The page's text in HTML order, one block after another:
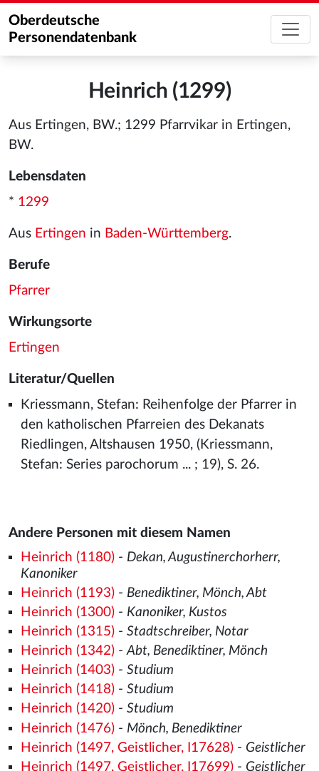
Oberdeutsche
Personendatenbank
Heinrich (1299)
Aus Ertingen, BW.; 1299 Pfarrvikar in Ertingen,
BW.
Lebensdaten
* 1299
Aus Ertingen in Baden-Württemberg.
Berufe
Pfarrer
Wirkungsorte
Ertingen
Literatur/Quellen
Kriessmann, Stefan: Reihenfolge der Pfarrer in
den katholischen Pfarreien des Dekanats
Riedlingen, Altshausen 1950, (Kriessmann,
Stefan: Series parochorum ... ; 19), S. 26.
Andere Personen mit diesem Namen
Heinrich (1180)- Dekan, Augustinerchorherr,
Kanoniker
Heinrich (1193)- Benediktiner, Mönch, Abt
Heinrich (1300)- Kanoniker, Kustos
Heinrich (1315)- Stadtschreiber, Notar
Heinrich (1342)-Abt, Benediktiner, Mönch
Heinrich (1403)- Studium
Heinrich (1418)- Studium
Heinrich (1420)- Studium
Heinrich (1476)- Mönch, Benediktiner
Heinrich (1497, Geistlicher, I17628)- Geistlicher
Heinrich (1497, Geistlicher, I17699)- Geistlicher